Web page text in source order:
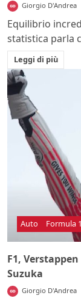
Giorgio D'Andrea
Equilibrio
statistica parla
Leggi di più
Auto Formula 1
F1,
Suzuka
Giorgio D'Andrea